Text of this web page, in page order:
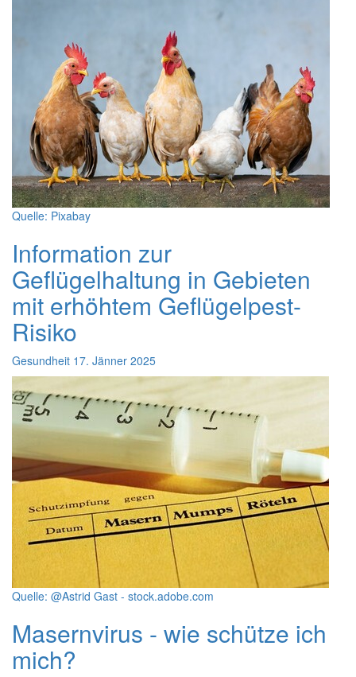
Quelle: Pixabay
Information zur
Geflügelhaltung in Gebieten
mit erhöhtem Geflügelpest-
Risiko
Gesundheit 17. Jänner 2025
Quelle: @Astrid Gast - stock.adobe.com
Masernvirus - wie schütze ich
mich?